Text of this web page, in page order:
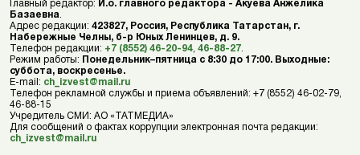
Главный редактор: И.о. главного редактора - Акуева Анжелика
Базаевна
Адрес редакции: 423827, Россия, Республика Татарстан, г.
Набережные Челны, б-р Юных Ленинцев, д. 9.
Телефон редакции: +7 (8552) 46-20-94 46-88-27
Режим работы: Понедельник–пятница с 8:30 до 17:00. Выходные:
суббота, воскресенье.
E-mail: ch_izvest@mail.ru
Телефон рекламной службы и приема объявлений: +7 (8552) 46-02-79,
46-88-15
Учредитель СМИ: АО «ТАТМЕДИА»
Для сообщений о фактах коррупции электронная почта редакции:
ch_izvest@mail.ru